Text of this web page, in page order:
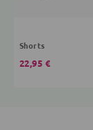
Shorts
22,95 €